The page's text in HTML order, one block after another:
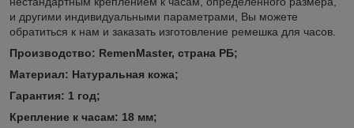
и другими индивидуальными параметрами, Вы можете
обратиться к нам и заказать изготовление ремешка для часов.
Производство: RemenMaster, страна РБ;
Материал: Натуральная кожа;
Гарантия: 1 год;
Крепление к часам: 18 мм;